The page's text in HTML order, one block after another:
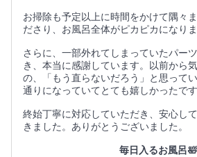
お掃除も予定以上に時間をかけて隅々
ださり、お風呂全体がピカピカになりま
さらに、一部外れてしまっていたパー
き、本当に感謝しています。以前から
の、「もう直らないだろう」と思って
通りになっていてとても嬉しかったです
終始丁寧に対応していただき、安心し
きました。ありがとうございました。
毎日入るお風呂